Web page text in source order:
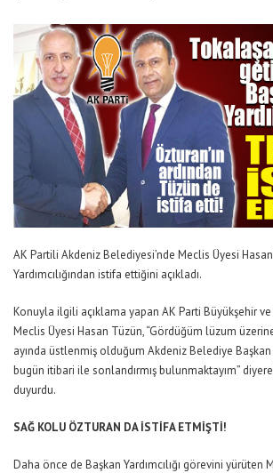
AK Partili Akdeniz Belediyesi’nde Meclis Üyesi
Yardımcılığından istifa ettiğini açıkladı.
Konuyla ilgili açıklama yapan AK Parti Büyükşehir
Meclis Üyesi Hasan Tüzün, “Gördüğüm lüzum
ayında üstlenmiş olduğum Akdeniz Belediye Başkan
bugün itibari ile sonlandırmış bulunmaktayım”
duyurdu.
SAĞ KOLU ÖZTURAN DA İSTİFA ETMİŞTİ!
Daha önce de Başkan Yardımcılığı görevini yürüten